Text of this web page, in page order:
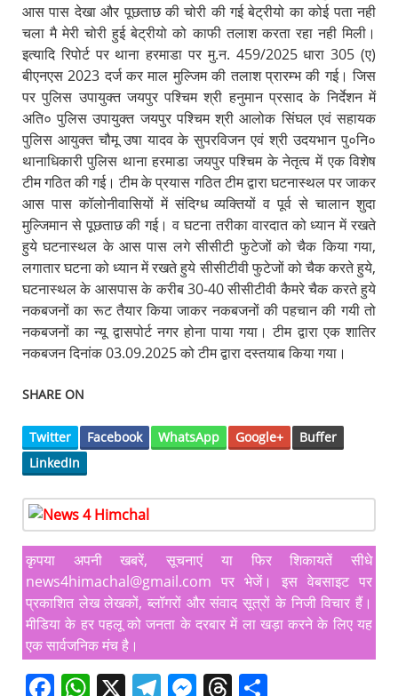
आस पास देखा और पूछताछ की चोरी की गई बेट्रीयो का कोई पता नही
चला मै मेरी चोरी हुई बेट्रीयो को काफी तलाश करता रहा नही मिली।
इत्यादि रिपोर्ट पर थाना हरमाडा पर मु.न. 459/2025 धारा 305 (ए)
बीएनएस 2023 दर्ज कर माल मुल्जिम की तलाश प्रारम्भ की गई। जिस
पर पुलिस उपायुक्त जयपुर पश्चिम श्री हनुमान प्रसाद के निर्देशन में
अति० पुलिस उपायुक्त जयपुर पश्चिम श्री आलोक सिंघल एवं सहायक
पुलिस आयुक्त चौमू उषा यादव के सुपरविजन एवं श्री उदयभान पु०नि०
थानाधिकारी पुलिस थाना हरमाडा जयपुर पश्चिम के नेतृत्व में एक विशेष
टीम गठित की गई। टीम के प्रयास गठित टीम द्वारा घटनास्थल पर जाकर
आस पास कॉलोनीवासियों में संदिग्ध व्यक्तियों व पूर्व से चालान शुदा
मुल्जिमान से पूछताछ की गई। व घटना तरीका वारदात को ध्यान में रखते
हुये घटनास्थल के आस पास लगे सीसीटी फुटेजों को चैक किया गया,
लगातार घटना को ध्यान में रखते हुये सीसीटीवी फुटेजों को चैक करते हुये,
घटनास्थल के आसपास के करीब 30-40 सीसीटीवी कैमरे चैक करते हुये
नकबजनों का रूट तैयार किया जाकर नकबजनों की पहचान की गयी तो
नकबजनों का न्यू द्वासपोर्ट नगर होना पाया गया। टीम द्वारा एक शातिर
नकबजन दिनांक 03.09.2025 को टीम द्वारा दस्तयाब किया गया।
SHARE ON
Twitter Facebook WhatsApp Google+
Buffer
LinkedIn
कृपया अपनी खबरें, सूचनाएं या फिर शिकायतें सीधे
news4himachal@gmail.com पर भेजें। इस वेबसाइट पर
प्रकाशित लेख लेखकों, ब्लॉगरों और संवाद सूत्रों के निजी विचार हैं।
मीडिया के हर पहलू को जनता के दरबार में ला खड़ा करने के लिए यह
एक सार्वजनिक मंच है।
F W X T M T S